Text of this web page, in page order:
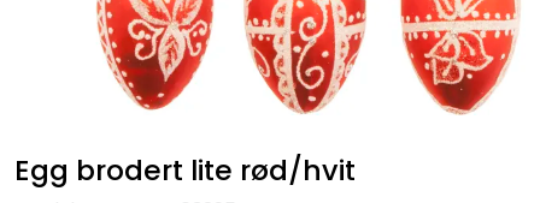
Egg brodert lite rød/hvit